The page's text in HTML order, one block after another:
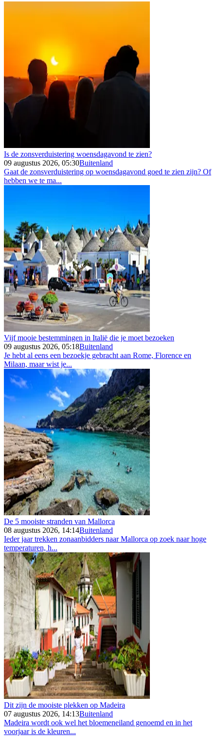
Is de zonsverduistering woensdagavond te zien?
09 augustus 2026, 05:30Buitenland
Gaat de zonsverduistering op woensdagavond goed te zien zijn? Of
hebben we te ma...
Vijf mooie bestemmingen in Italië die je moet bezoeken
09 augustus 2026, 05:18Buitenland
Je hebt al eens een bezoekje gebracht aan Rome, Florence en
Milaan, maar wist je...
De 5 mooiste stranden van Mallorca
08 augustus 2026, 14:14Buitenland
Ieder jaar trekken zonaanbidders naar Mallorca op zoek naar hoge
temperaturen, h...
Dit zijn de mooiste plekken op Madeira
07 augustus 2026, 14:13Buitenland
Madeira wordt ook wel het bloemeneiland genoemd en in het
voorjaar is de kleuren...